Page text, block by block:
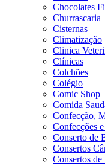
Chocolates
Churrascaria
Cisternas
Climatização
Clinica
Clínicas
Colchões
Colégio
Comic Shop
Comida
Confecção,
Confecções
Conserto de
Consertos
Consertos